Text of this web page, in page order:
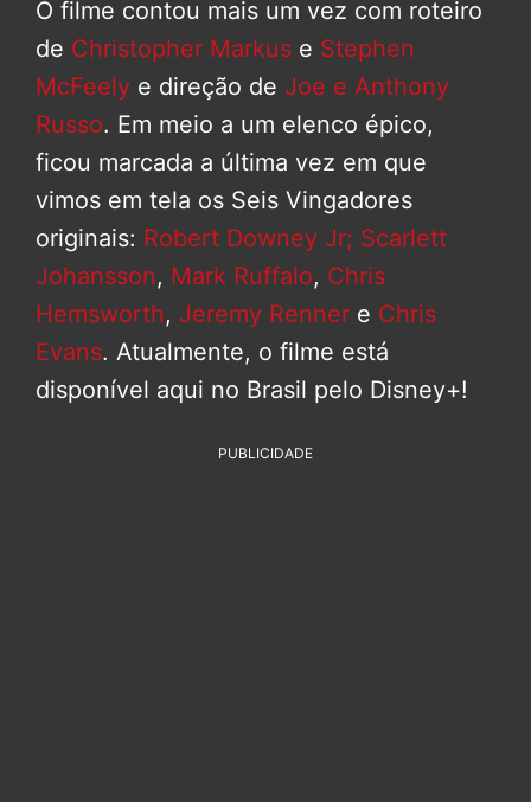
O filme contou mais um vez com roteiro
de Christopher Markus e Stephen
McFeely e direção de Joe e Anthony
Russo. Em meio a um elenco épico,
ficou marcada a última vez em que
vimos em tela os Seis Vingadores
originais: Robert Downey Jr; Scarlett
Johansson, Mark Ruffalo, Chris
Hemsworth, Jeremy Renner e Chris
Evans. Atualmente, o filme está
disponível aqui no Brasil pelo Disney+!
PUBLICIDADE